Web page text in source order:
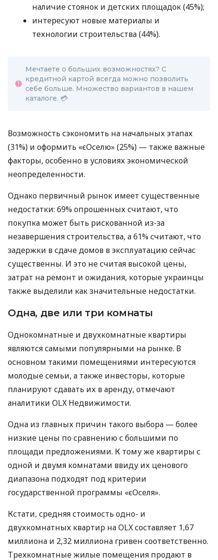
наличие стоянок и детских площадок (45%);
интересуют новые материалы и
технологии строительства (44%).
Мечтаете о больших возможностях? С
кредитной картой всегда можно позволить
себе больше. Множество вариантов в нашем
каталоге. 💳
Возможность сэкономить на начальных этапах
(31%) и оформить «єОселю» (25%) — также важные
факторы, особенно в условиях экономической
неопределенности.
Однако первичный рынок имеет существенные
недостатки: 69% опрошенных считают, что
покупка может быть рискованной из-за
незавершения строительства, а 61% считают, что
задержки в сдаче домов в эксплуатацию сейчас
существенны. И это не считая высокой цены,
затрат на ремонт и ожидания, которые украинцы
также выделили как значительные недостатки.
Одна, две или три комнаты
Однокомнатные и двухкомнатные квартиры
являются самыми популярными на рынке. В
основном такими помещениями интересуются
молодые семьи, а также инвесторы, которые
планируют сдавать их в аренду, отмечают
аналитики OLX Недвижимости.
Одна из главных причин такого выбора — более
низкие цены по сравнению с большими по
площади предложениями. К тому же квартиры с
одной и двумя комнатами ввиду их ценового
диапазона подходят под критерии
государственной программы «єОселя».
Кстати, средняя стоимость одно- и
двухкомнатных квартир на OLX составляет 1,67
миллиона и 2,32 миллиона гривен соответственно.
Трехкомнатные жилые помещения продают в